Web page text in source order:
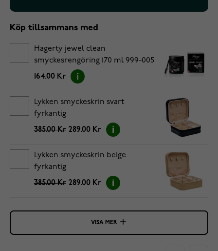
Köp tillsammans med
Hagerty jewel clean
smyckesrengöring 170 ml 999-005
164.00 Kr
Lykken smyckeskrin svart
fyrkantig
385.00 Kr 289.00 Kr
Lykken smyckeskrin beige
fyrkantig
385.00 Kr 289.00 Kr
VISA MER